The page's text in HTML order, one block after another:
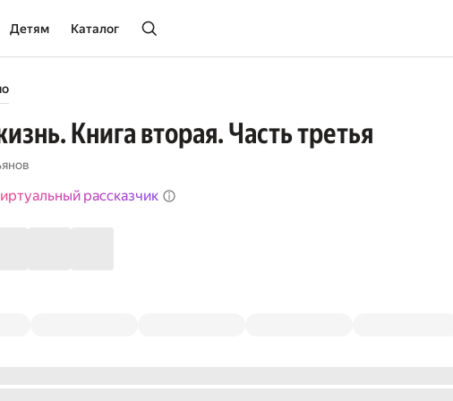
Детям Каталог
Книга вторая. Часть третья
рассказчик